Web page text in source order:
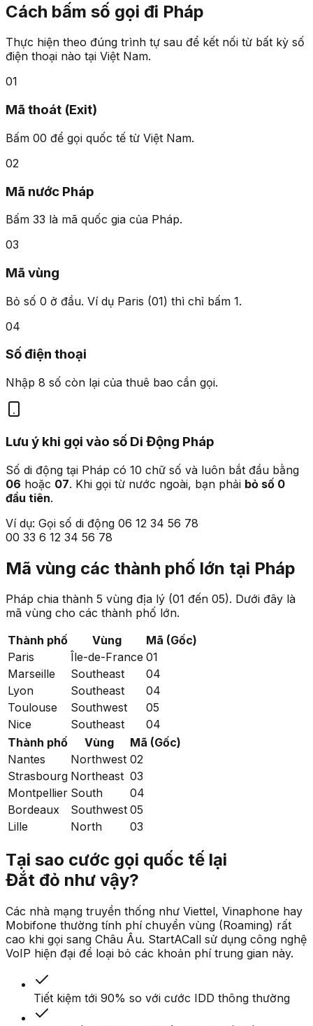
Cách bấm số gọi đi Pháp
Thực hiện theo đúng trình tự sau để kết nối từ bất kỳ số
điện thoại nào tại Việt Nam.
01
Mã thoát (Exit)
Bấm 00 để gọi quốc tế từ Việt Nam.
02
Mã nước Pháp
Bấm 33 là mã quốc gia của Pháp.
03
Mã vùng
Bỏ số 0 ở đầu. Ví dụ Paris (01) thì chỉ bấm 1.
04
Số điện thoại
Nhập 8 số còn lại của thuê bao cần gọi.
Lưu ý khi gọi vào số Di Động Pháp
Số di động tại Pháp có 10 chữ số và luôn bắt đầu bằng
06 hoặc 07. Khi gọi từ nước ngoài, bạn phải bỏ số 0
đầu tiên.
Ví dụ: Gọi số di động 06 12 34 56 78
00 33 6 12 34 56 78
Mã vùng các thành phố lớn tại Pháp
Pháp chia thành 5 vùng địa lý (01 đến 05). Dưới đây là
mã vùng cho các thành phố lớn.
Thành phố
Vùng
Mã (Gốc)
Paris
Île-de-France 01
Marseille
Southeast
04
Lyon
Southeast
04
Toulouse
Southwest
05
Nice
Southeast
04
Thành phố
Vùng
Mã (Gốc)
Nantes
Northwest 02
Strasbourg Northeast 03
Montpellier South
04
Bordeaux
Southwest 05
Lille
North 03
Tại sao cước gọi quốc tế lại
Đắt đỏ như vậy?
Các nhà mạng truyền thống như Viettel, Vinaphone hay
Mobifone thường tính phí chuyển vùng (Roaming) rất
cao khi gọi sang Châu Âu. StartACall sử dụng công nghệ
VoIP hiện đại để loại bỏ các khoản phí trung gian này.
Tiết kiệm tới 90% so với cước IDD thông thường